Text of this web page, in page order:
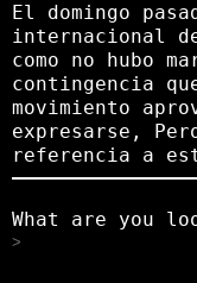
El domingo
internacional de
como no hubo
contingencia
movimiento
expresarse,
referencia a
What are you